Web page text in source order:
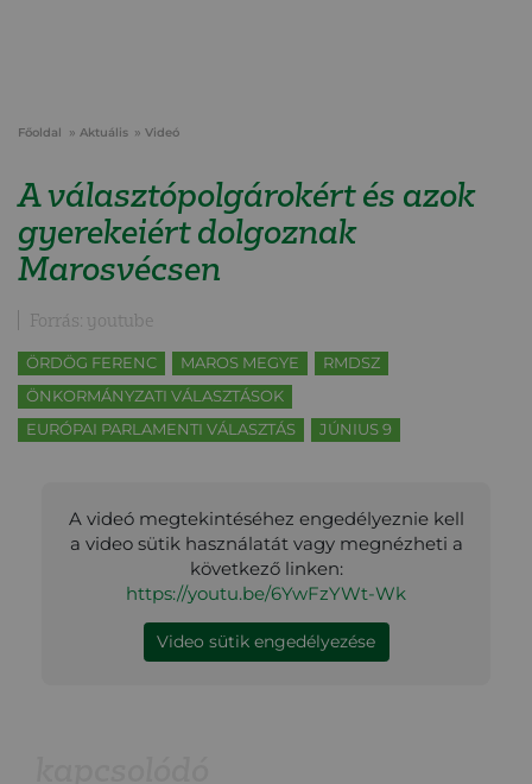
Főoldal Aktuális Videó
A választópolgárokért és azok
gyerekeiért dolgoznak
Marosvécsen
Forrás: youtube
ÖRDÖG FERENC MAROS MEGYE
RMDSZ
ÖNKORMÁNYZATI VÁLASZTÁSOK
EURÓPAI PARLAMENTI VÁLASZTÁS
JÚNIUS 9
A videó megtekintéséhez engedélyeznie kell
a video sütik használatát vagy megnézheti a
következő linken:
https://youtu.be/6YwFzYWt-Wk
Video sütik engedélyezése